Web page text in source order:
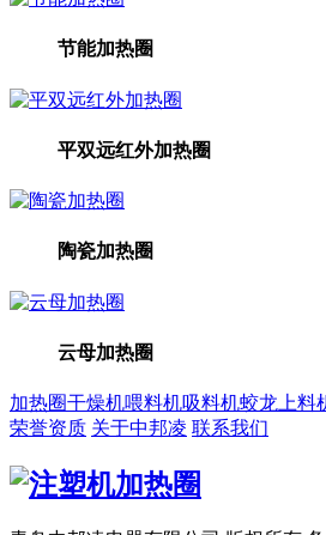
节能加热圈
平双远红外加热圈
陶瓷加热圈
云母加热圈
加热圈干燥机喂料机吸料机蛟龙上料
荣誉资质 关于中邦凌 联系我们